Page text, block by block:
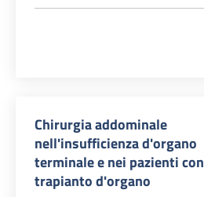
Chirurgia addominale
nell'insufficienza d'organo
terminale e nei pazienti con
trapianto d'organo